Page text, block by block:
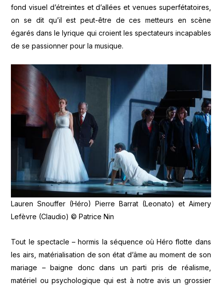
fond visuel d’étreintes et d’allées et venues superfétatoires,
on se dit qu’il est peut-être de ces metteurs en scène
égarés dans le lyrique qui croient les spectateurs incapables
de se passionner pour la musique.
Lauren Snouffer (Héro) Pierre Barrat (Leonato) et Aimery
Lefèvre (Claudio) © Patrice Nin
Tout le spectacle – hormis la séquence où Héro flotte dans
les airs, matérialisation de son état d’âme au moment de son
mariage – baigne donc dans un parti pris de réalisme,
matériel ou psychologique qui est à notre avis un grossier